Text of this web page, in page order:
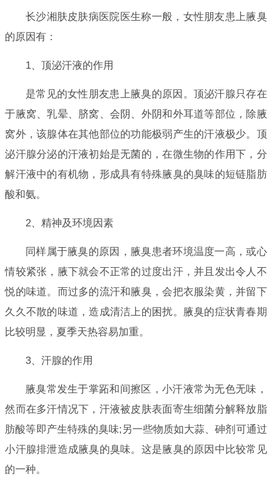
长沙湘肤皮肤病医院医生称一般，女性朋友患上腋臭
的原因有：
1、顶泌汗液的作用
是常见的女性朋友患上腋臭的原因。顶泌汗腺只存在
于腋窝、乳晕、脐窝、会阴、外阴和外耳道等部位，除腋
窝外，该腺体在其他部位的功能极弱产生的汗液极少。顶
泌汗腺分泌的汗液初始是无菌的，在微生物的作用下，分
解汗液中的有机物，形成具有特殊腋臭的臭味的短链脂肪
酸和氨。
2、精神及环境因素
同样属于腋臭的原因，腋臭患者环境温度一高，或心
情较紧张，腋下就会不正常的过度出汗，并且发出令人不
悦的味道。而过多的流汗和腋臭，会把衣服染黄，并留下
久久不散的味道，造成清洁上的困扰。腋臭的症状青春期
比较明显，夏季天热容易加重。
3、汗腺的作用
腋臭常发生于掌跖和间擦区，小汗液常为无色无味，
然而在多汗情况下，汗液被皮肤表面寄生细菌分解释放脂
肪酸等即产生特殊的臭味;另一些物质如大蒜、砷剂可通过
小汗腺排泄造成腋臭的臭味。这是腋臭的原因中比较常见
的一种。